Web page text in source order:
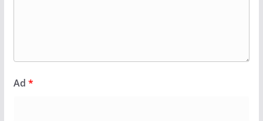
Ad *